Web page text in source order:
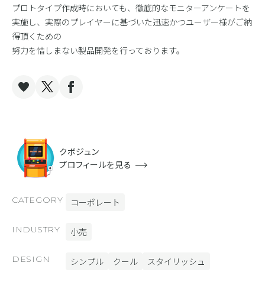
プロトタイプ作成時においても、徹底的なモニターアンケートを
実施し、実際のプレイヤーに基づいた迅速かつユーザー様がご納
得頂くための
努力を惜しまない製品開発を行っております。
クボジュン
プロフィールを見る
CATEGORY コーポレート
INDUSTRY 小売
DESIGN シンプル クール スタイリッシュ